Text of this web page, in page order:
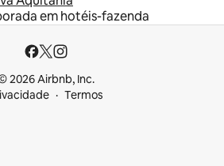
em hotéis-fazenda
2026 Airbnb, Inc.
Termos